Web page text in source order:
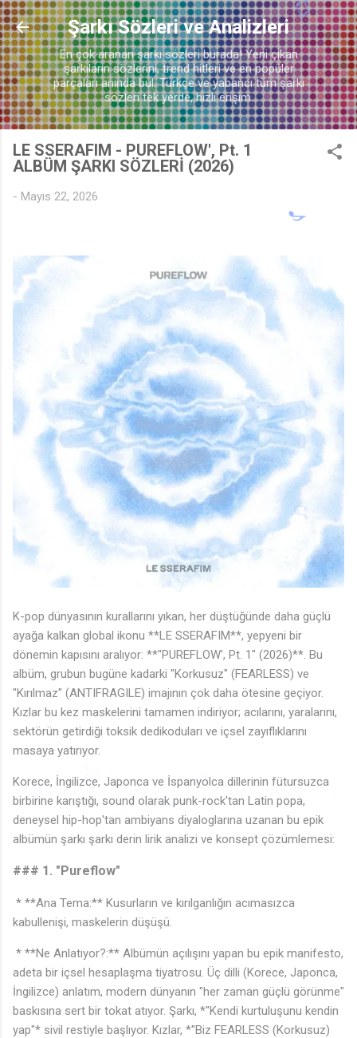
Ana içeriğe atla
Şarkı Sözleri ve Analizleri
En çok aranan şarkı sözleri burada! Yeni çıkan
şarkıların sözlerini, trend hitleri ve en popüler
parçaları anında bul. Türkçe ve yabancı tüm şarkı
sözleri tek yerde, hızlı erişim.
LE SSERAFIM - PUREFLOW', Pt. 1
ALBÜM ŞARKI SÖZLERİ (2026)
- Mayıs 22, 2026
K-pop dünyasının kurallarını yıkan, her düştüğünde daha güçlü
ayağa kalkan global ikonu **LE SSERAFIM**, yepyeni bir
dönemin kapısını aralıyor: **"PUREFLOW', Pt. 1" (2026)**. Bu
albüm, grubun bugüne kadarki "Korkusuz" (FEARLESS) ve
"Kırılmaz" (ANTIFRAGILE) imajının çok daha ötesine geçiyor.
Kızlar bu kez maskelerini tamamen indiriyor; acılarını, yaralarını,
sektörün getirdiği toksik dedikoduları ve içsel zayıflıklarını
masaya yatırıyor.
Korece, İngilizce, Japonca ve İspanyolca dillerinin fütursuzca
birbirine karıştığı, sound olarak punk-rock'tan Latin popa,
deneysel hip-hop'tan ambiyans diyaloglarına uzanan bu epik
albümün şarkı şarkı derin lirik analizi ve konsept çözümlemesi:
### 1. "Pureflow"
* **Ana Tema:** Kusurların ve kırılganlığın acımasızca
kabullenişi, maskelerin düşüşü.
* **Ne Anlatıyor?:** Albümün açılışını yapan bu epik manifesto,
adeta bir içsel hesaplaşma tiyatrosu. Üç dilli (Korece, Japonca,
İngilizce) anlatım, modern dünyanın "her zaman güçlü görünme"
baskısına sert bir tokat atıyor. Şarkı, *"Kendi kurtuluşunu kendin
yap"* sivil restiyle başlıyor. Kızlar, *"Biz FEARLESS (Korkusuz)
🎵 ♩
♫
🎵 ♬ ♬
♫ 🎶
♬ ♪
♫
♫
♬